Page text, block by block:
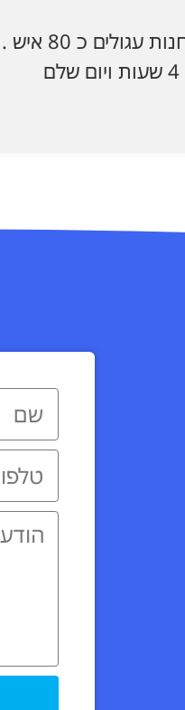
אולם כנסים